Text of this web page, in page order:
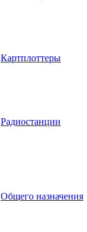
Картплоттеры
Радиостанции
Общего назначения